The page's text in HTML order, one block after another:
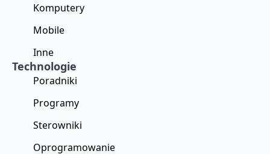
Komputery
Mobile
Inne
Technologie
Poradniki
Programy
Sterowniki
Oprogramowanie